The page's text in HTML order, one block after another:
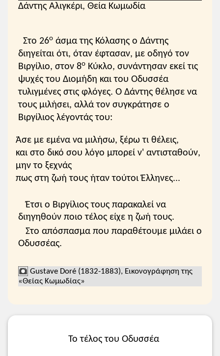
Δάντης Αλιγκέρι, Θεία Κωμωδία
Στο 26ο άσμα της Κόλασης ο Δάντης
διηγείται ότι, όταν έφτασαν, με οδηγό τον
Βιργίλιο, στον 8ο Κύκλο, συνάντησαν εκεί τις
ψυχές του Διομήδη και του Οδυσσέα
τυλιγμένες στις φλόγες. Ο Δάντης θέλησε να
τους μιλήσει, αλλά τον συγκράτησε ο
Βιργίλιος λέγοντάς του:
Άσε με εμένα να μιλήσω, ξέρω τι θέλεις,
και στο δικό σου λόγο μπορεί ν' αντισταθούν,
μην το ξεχνάς
πως στη ζωή τους ήταν τούτοι Έλληνες...
Έτσι ο Βιργίλιος τους παρακαλεί να
διηγηθούν ποιο τέλος είχε η ζωή τους.
Στο απόσπασμα που παραθέτουμε μιλάει ο
Οδυσσέας.
Gustave Doré (1832-1883), Εικονογράφηση της
«Θείας Κωμωδίας»
Το τέλος του Οδυσσέα